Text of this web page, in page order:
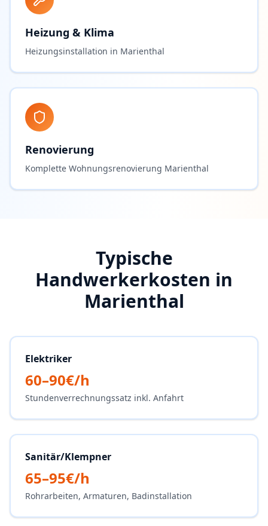
Heizung & Klima
Heizungsinstallation in Marienthal
Renovierung
Komplette Wohnungsrenovierung Marienthal
Typische
Handwerkerkosten in
Marienthal
Elektriker
60–90€/h
Stundenverrechnungssatz inkl. Anfahrt
Sanitär/Klempner
65–95€/h
Rohrarbeiten, Armaturen, Badinstallation